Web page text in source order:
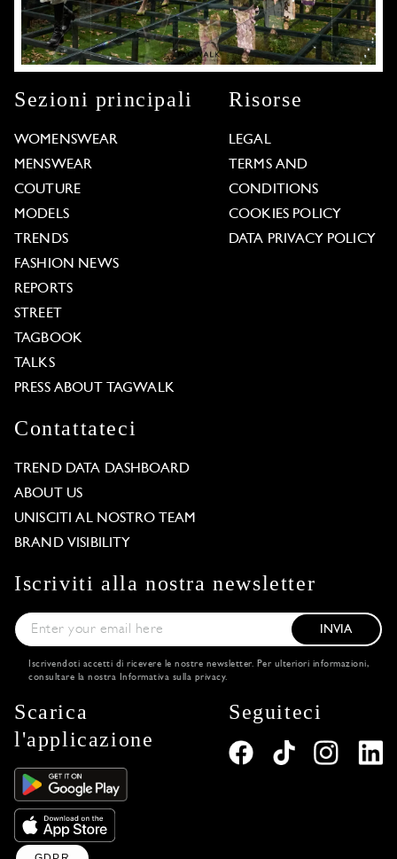
Sezioni principali
WOMENSWEAR
MENSWEAR
COUTURE
MODELS
TRENDS
FASHION NEWS
REPORTS
STREET
TAGBOOK
TALKS
PRESS ABOUT TAGWALK
Risorse
LEGAL
TERMS AND
CONDITIONS
COOKIES POLICY
DATA PRIVACY POLICY
Contattateci
TREND DATA DASHBOARD
ABOUT US
UNISCITI AL NOSTRO TEAM
BRAND VISIBILITY
Iscriviti alla nostra newsletter
INVIA
Iscrivendoti accetti di ricevere le nostre newsletter. Per ulteriori informazioni,
consultare la nostra
Informativa sulla privacy.
Scarica
l'applicazione
Seguiteci